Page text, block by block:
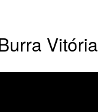
Vitória